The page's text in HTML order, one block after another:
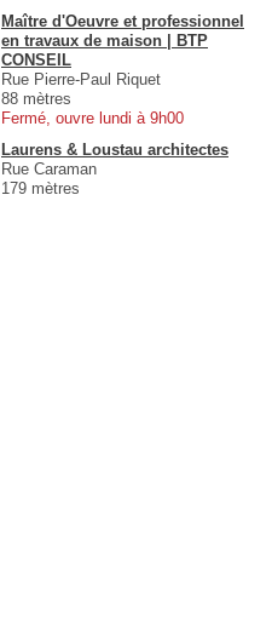
Maître d'Oeuvre et professionnel
en travaux de maison | BTP
CONSEIL
Rue Pierre-Paul Riquet
88 mètres
Fermé, ouvre lundi à 9h00
Laurens & Loustau architectes
Rue Caraman
179 mètres